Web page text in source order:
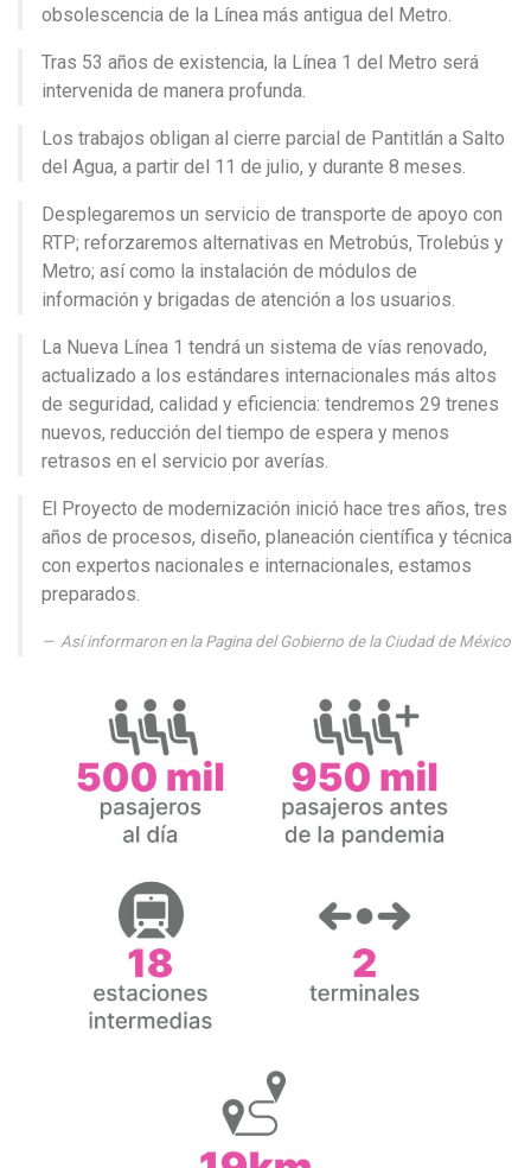
obsolescencia de la Línea más antigua del Metro.
Tras 53 años de existencia, la Línea 1 del Metro será
intervenida de manera profunda.
Los trabajos obligan al cierre parcial de Pantitlán a Salto
del Agua, a partir del 11 de julio, y durante 8 meses.
Desplegaremos un servicio de transporte de apoyo con
RTP; reforzaremos alternativas en Metrobús, Trolebús y
Metro; así como la instalación de módulos de
información y brigadas de atención a los usuarios.
La Nueva Línea 1 tendrá un sistema de vías renovado,
actualizado a los estándares internacionales más altos
de seguridad, calidad y eficiencia: tendremos 29 trenes
nuevos, reducción del tiempo de espera y menos
retrasos en el servicio por averías.
El Proyecto de modernización inició hace tres años, tres
años de procesos, diseño, planeación científica y técnica
con expertos nacionales e internacionales, estamos
preparados.
Así informaron en la Pagina del Gobierno de la Ciudad de México